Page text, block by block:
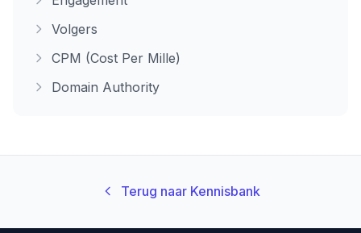
Volgers
CPM (Cost Per Mille)
Domain Authority
Terug naar Kennisbank